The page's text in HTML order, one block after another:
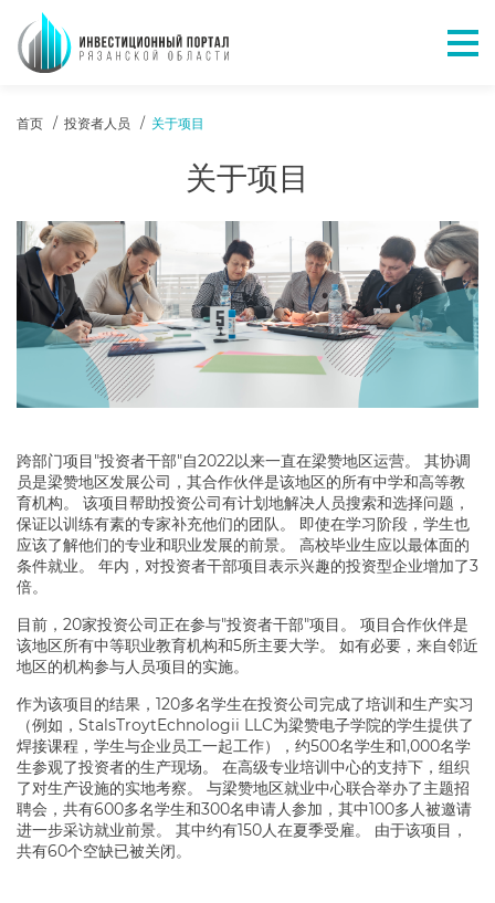
ХЛЕБНЫЕ КРОШКИ
首页 投资者人员 关于项目
关于项目
跨部门项目"投资者干部"自2022以来一直在梁赞地区运营。 其协调
员是梁赞地区发展公司，其合作伙伴是该地区的所有中学和高等教
育机构。 该项目帮助投资公司有计划地解决人员搜索和选择问题，
保证以训练有素的专家补充他们的团队。 即使在学习阶段，学生也
应该了解他们的专业和职业发展的前景。 高校毕业生应以最体面的
条件就业。 年内，对投资者干部项目表示兴趣的投资型企业增加了3
倍。
目前，20家投资公司正在参与"投资者干部"项目。 项目合作伙伴是
该地区所有中等职业教育机构和5所主要大学。 如有必要，来自邻近
地区的机构参与人员项目的实施。
作为该项目的结果，120多名学生在投资公司完成了培训和生产实习
（例如，StalsTroytEchnologii LLC为梁赞电子学院的学生提供了
焊接课程，学生与企业员工一起工作），约500名学生和1,000名学
生参观了投资者的生产现场。 在高级专业培训中心的支持下，组织
了对生产设施的实地考察。 与梁赞地区就业中心联合举办了主题招
聘会，共有600多名学生和300名申请人参加，其中100多人被邀请
进一步采访就业前景。 其中约有150人在夏季受雇。 由于该项目，
共有60个空缺已被关闭。